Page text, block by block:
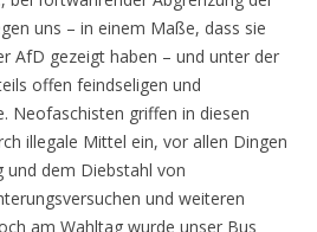
uns – in einem Maße, dass sie
AfD gezeigt haben – und unter der
offen feindseligen und
Neofaschisten griffen in diesen
illegale Mittel ein, vor allen Dingen
und dem Diebstahl von
und weiteren
am Wahltag wurde unser Bus